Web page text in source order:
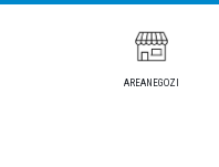
AREANEGOZI